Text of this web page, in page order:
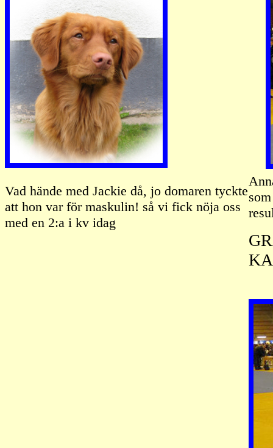
Vad hände med Jackie då, jo domaren tyckte
att hon var för maskulin! så vi fick nöja oss
med en 2:a i kv idag